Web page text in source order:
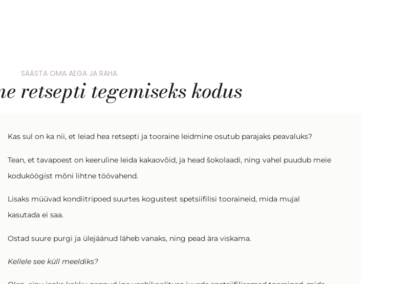
SÄÄSTA OMA AEGA JA RAHA
retsepti tegemiseks kodus
Kas sul on ka nii, et leiad hea retsepti ja tooraine leidmine osutub parajaks peavaluks?
Tean, et tavapoest on keeruline leida kakaovõid, ja head šokolaadi, ning vahel puudub meie
koduköögist mõni lihtne töövahend.
Lisaks müüvad kondiitripoed suurtes kogustest spetsiifilisi tooraineid, mida mujal
kasutada ei saa.
Ostad suure purgi ja ülejäänud läheb vanaks, ning pead ära viskama.
Kellele see küll meeldiks?